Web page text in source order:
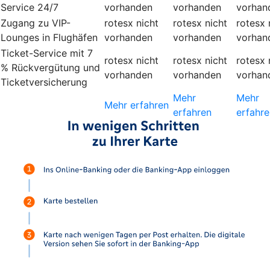
Service 24/7
vorhanden
vorhanden
Zugang zu VIP-
Lounges in Flughäfen
rotesx nicht
vorhanden
rotesx nicht
vorhanden
rotesx
Ticket-Service mit 7
% Rückvergütung und
Ticketversicherung
rotesx nicht
vorhanden
rotesx nicht
vorhanden
rotesx
Mehr erfahren
Mehr
erfahren
Mehr